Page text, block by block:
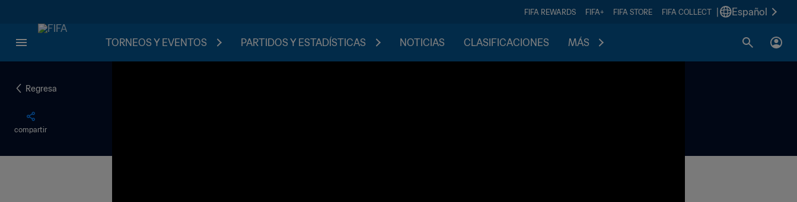
FIFA REWARDS FIFA+ FIFA STORE FIFA COLLECT Español
TORNEOS Y EVENTOS PARTIDOS Y ESTADÍSTICAS NOTICIAS CLASIFICACIONES MÁS
Regresa
compartir